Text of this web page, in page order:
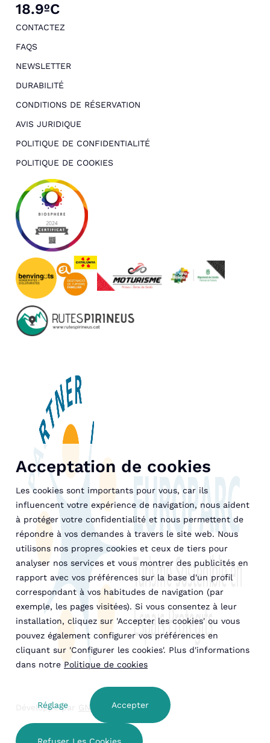
18.9ºC
CONTACTEZ
FAQS
NEWSLETTER
DURABILITÉ
CONDITIONS DE RÉSERVATION
AVIS JURIDIQUE
POLITIQUE DE CONFIDENTIALITÉ
POLITIQUE DE COOKIES
Développé par GNA Hotel Solutions
Acceptation de cookies
Les cookies sont importants pour vous, car ils
influencent votre expérience de navigation, nous aident
à protéger votre confidentialité et nous permettent de
répondre à vos demandes à travers le site web. Nous
utilisons nos propres cookies et ceux de tiers pour
analyser nos services et vous montrer des publicités en
rapport avec vos préférences sur la base d'un profil
correspondant à vos habitudes de navigation (par
exemple, les pages visitées). Si vous consentez à leur
installation, cliquez sur 'Accepter les cookies' ou vous
pouvez également configurer vos préférences en
cliquant sur 'Configurer les cookies'. Plus d'informations
dans notre Politique de cookies
Réglage Accepter